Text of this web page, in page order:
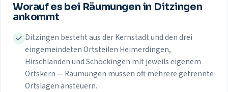
Worauf es bei Räumungen in Ditzingen
ankommt
Ditzingen besteht aus der Kernstadt und den drei
eingemeindeten Ortsteilen Heimerdingen,
Hirschlanden und Schöckingen mit jeweils eigenem
Ortskern — Räumungen müssen oft mehrere getrennte
Ortslagen ansteuern.